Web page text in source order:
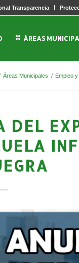
Transparencia
ÁREAS
Áreas Municipales / Empleo
DEL